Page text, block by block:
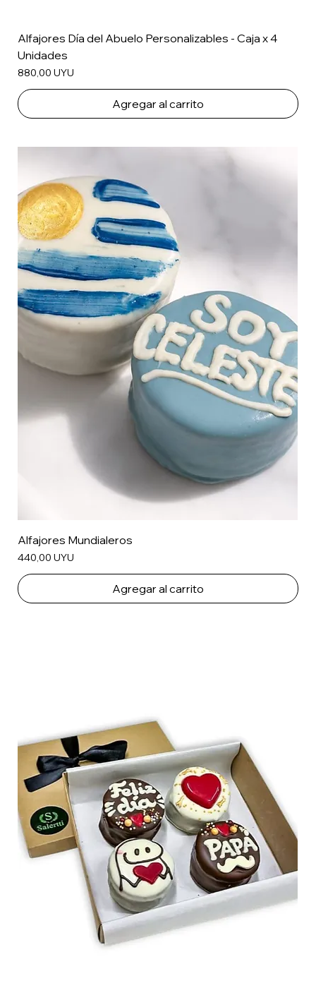
Alfajores Día del Abuelo Personalizables - Caja x 4
Unidades
Precio
880,00 UYU
Agregar al carrito
Alfajores Mundialeros
Precio
440,00 UYU
Agregar al carrito